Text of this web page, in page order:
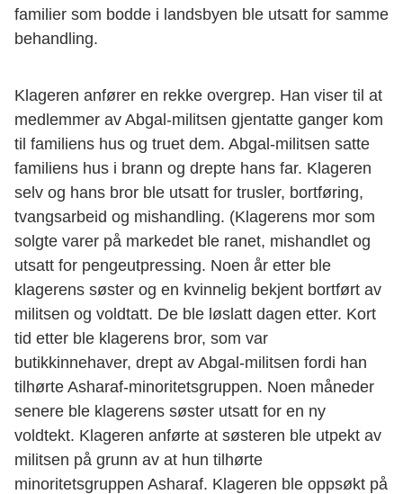
familier som bodde i landsbyen ble utsatt for samme
behandling.
Klageren anfører en rekke overgrep. Han viser til at
medlemmer av Abgal-militsen gjentatte ganger kom
til familiens hus og truet dem. Abgal-militsen satte
familiens hus i brann og drepte hans far. Klageren
selv og hans bror ble utsatt for trusler, bortføring,
tvangsarbeid og mishandling. (Klagerens mor som
solgte varer på markedet ble ranet, mishandlet og
utsatt for pengeutpressing. Noen år etter ble
klagerens søster og en kvinnelig bekjent bortført av
militsen og voldtatt. De ble løslatt dagen etter. Kort
tid etter ble klagerens bror, som var
butikkinnehaver, drept av Abgal-militsen fordi han
tilhørte Asharaf-minoritetsgruppen. Noen måneder
senere ble klagerens søster utsatt for en ny
voldtekt. Klageren anførte at søsteren ble utpekt av
militsen på grunn av at hun tilhørte
minoritetsgruppen Asharaf. Klageren ble oppsøkt på